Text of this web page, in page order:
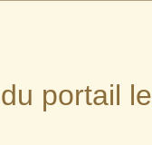
portail